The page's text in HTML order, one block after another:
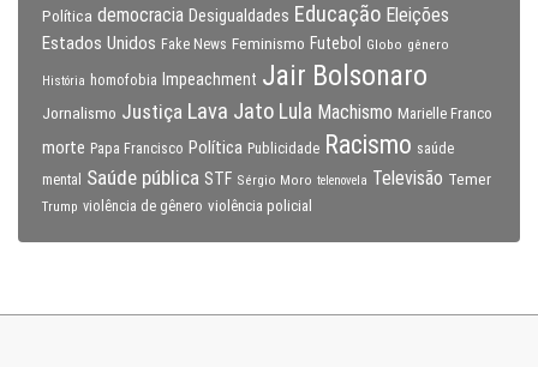
Política democracia Desigualdades Educação Eleições
Estados Unidos Fake News Feminismo Futebol Globo gênero
História homofobia Impeachment Jair Bolsonaro
Jornalismo Justiça Lava Jato Lula Machismo Marielle Franco
morte Papa Francisco Política Publicidade Racismo saúde
mental
Saúde pública STF Sérgio Moro telenovela Televisão Temer
Trump violência de gênero violência policial